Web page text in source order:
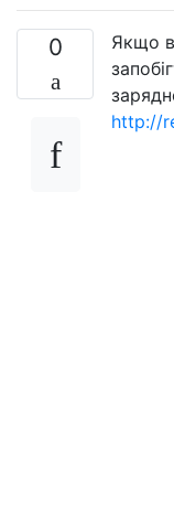
0
Якщо
http://